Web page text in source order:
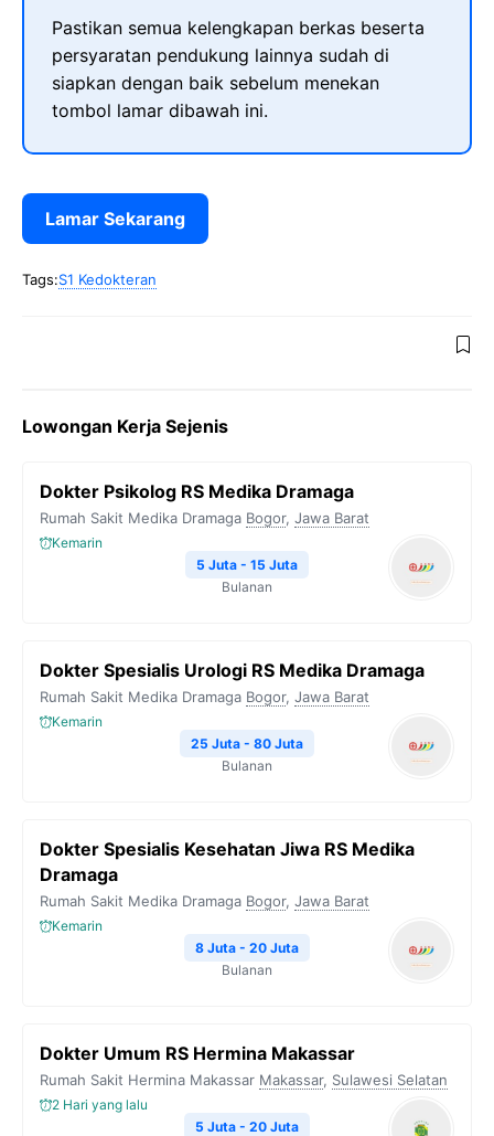
Pastikan semua kelengkapan berkas beserta
persyaratan pendukung lainnya sudah di
siapkan dengan baik sebelum menekan
tombol lamar dibawah ini.
Lamar Sekarang
Tags:S1 Kedokteran
Lowongan Kerja Sejenis
Dokter Psikolog RS Medika Dramaga
Rumah Sakit Medika Dramaga Bogor, Jawa Barat
Kemarin
5 Juta - 15 Juta
Bulanan
Dokter Spesialis Urologi RS Medika Dramaga
Rumah Sakit Medika Dramaga Bogor, Jawa Barat
Kemarin
25 Juta - 80 Juta
Bulanan
Dokter Spesialis Kesehatan Jiwa RS Medika
Dramaga
Rumah Sakit Medika Dramaga Bogor, Jawa Barat
Kemarin
8 Juta - 20 Juta
Bulanan
Dokter Umum RS Hermina Makassar
Rumah Sakit Hermina Makassar Makassar, Sulawesi Selatan
2 Hari yang lalu
5 Juta - 20 Juta